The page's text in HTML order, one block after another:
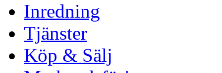
Inredning
Tjänster
Köp & Sälj